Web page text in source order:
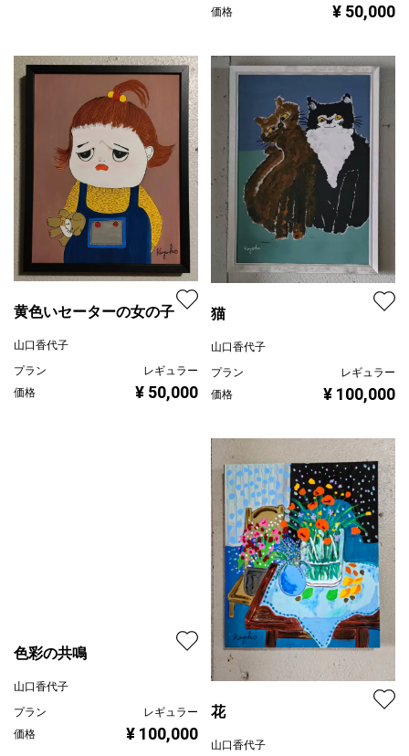
価格
¥ 50,000
黄色いセーターの女の子
山口香代子
プラン
レギュラー
価格
¥ 50,000
猫
山口香代子
プラン
レギュラー
価格
¥ 100,000
山口香代子
プラン
レギュラー
花
山口香代子